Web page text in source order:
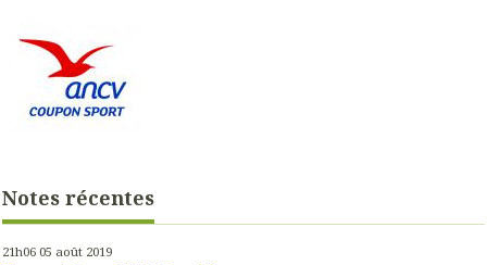
Notes récentes
21h06 05 août 2019